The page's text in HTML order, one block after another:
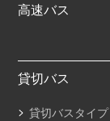
高速バス
貸切バス
貸切バスタイプ